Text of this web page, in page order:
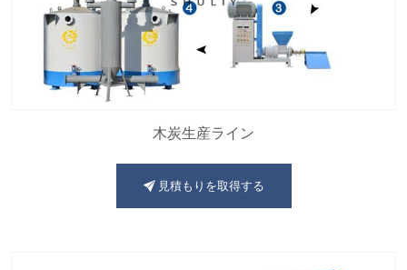
木炭生産ライン
見積もりを取得する